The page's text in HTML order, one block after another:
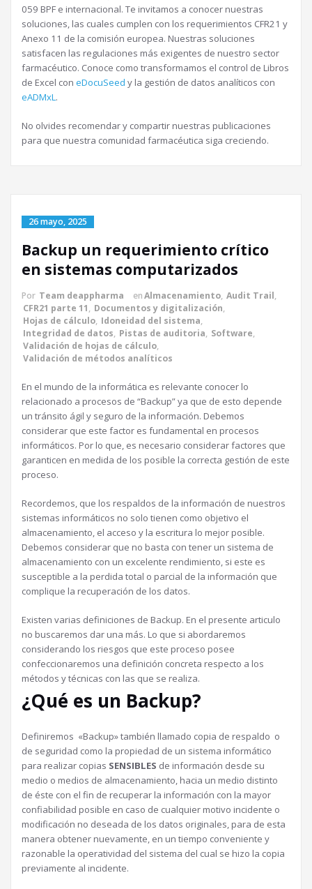
059 BPF e internacional. Te invitamos a conocer nuestras
soluciones, las cuales cumplen con los requerimientos CFR21 y
Anexo 11 de la comisión europea. Nuestras soluciones
satisfacen las regulaciones más exigentes de nuestro sector
farmacéutico. Conoce como transformamos el control de Libros
de Excel con eDocuSeed y la gestión de datos analíticos con
eADMxL.
No olvides recomendar y compartir nuestras publicaciones
para que nuestra comunidad farmacéutica siga creciendo.
26 mayo, 2025
Backup un requerimiento crítico
en sistemas computarizados
Por Team deappharma enAlmacenamiento, Audit Trail,
CFR21 parte 11, Documentos y digitalización,
Hojas de cálculo, Idoneidad del sistema,
Integridad de datos, Pistas de auditoria, Software,
Validación de hojas de cálculo,
Validación de métodos analíticos
En el mundo de la informática es relevante conocer lo
relacionado a procesos de “Backup” ya que de esto depende
un tránsito ágil y seguro de la información. Debemos
considerar que este factor es fundamental en procesos
informáticos. Por lo que, es necesario considerar factores que
garanticen en medida de los posible la correcta gestión de este
proceso.
Recordemos, que los respaldos de la información de nuestros
sistemas informáticos no solo tienen como objetivo el
almacenamiento, el acceso y la escritura lo mejor posible.
Debemos considerar que no basta con tener un sistema de
almacenamiento con un excelente rendimiento, si este es
susceptible a la perdida total o parcial de la información que
complique la recuperación de los datos.
Existen varias definiciones de Backup. En el presente articulo
no buscaremos dar una más. Lo que si abordaremos
considerando los riesgos que este proceso posee
confeccionaremos una definición concreta respecto a los
métodos y técnicas con las que se realiza.
¿Qué es un Backup?
Definiremos «Backup» también llamado copia de respaldo o
de seguridad como la propiedad de un sistema informático
para realizar copias SENSIBLES de información desde su
medio o medios de almacenamiento, hacia un medio distinto
de éste con el fin de recuperar la información con la mayor
confiabilidad posible en caso de cualquier motivo incidente o
modificación no deseada de los datos originales, para de esta
manera obtener nuevamente, en un tiempo conveniente y
razonable la operatividad del sistema del cual se hizo la copia
previamente al incidente.